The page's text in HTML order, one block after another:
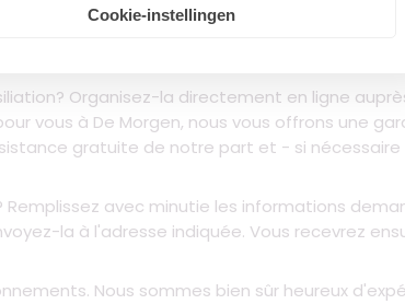
Cookie-instellingen
pas procéder par téléphone, vous
30 jours. Vous n'avez pas de nouvelles
Organisez-la directement en ligne
vous à De Morgen, nous vous offrons une
gratuite de notre part et - si
avec minutie les informations
la à l'adresse indiquée. Vous recevrez
Nous sommes bien sûr heureux